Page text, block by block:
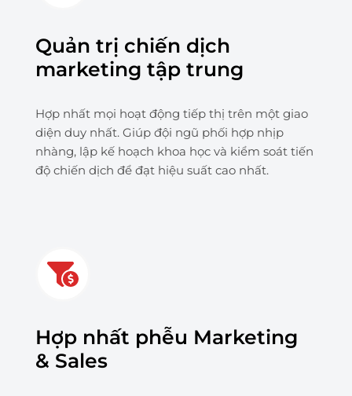
Quản trị chiến dịch
marketing tập trung
Hợp nhất mọi hoạt động tiếp thị trên một giao
diện duy nhất. Giúp đội ngũ phối hợp nhịp
nhàng, lập kế hoạch khoa học và kiểm soát tiến
độ chiến dịch để đạt hiệu suất cao nhất.
Hợp nhất phễu Marketing
& Sales